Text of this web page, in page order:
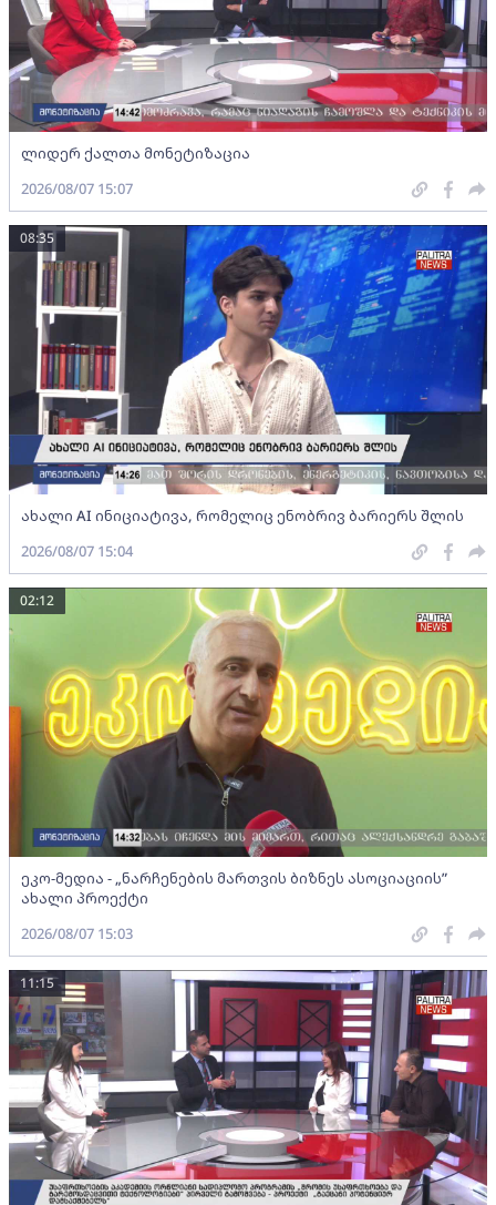
ლიდერ ქალთა მონეტიზაცია
2026/08/07 15:07
ახალი AI ინიციატივა, რომელიც ენობრივ ბარიერს შლის
08:35
2026/08/07 15:04
ეკო-მედია - „ნარჩენების მართვის ბიზნეს ასოციაციის”
ახალი პროექტი
02:12
2026/08/07 15:03
11:15